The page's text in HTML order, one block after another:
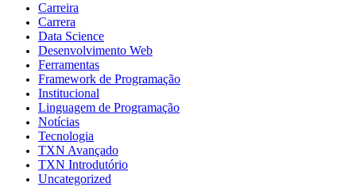
Carreira
Carrera
Data Science
Desenvolvimento Web
Ferramentas
Framework de Programação
Institucional
Linguagem de Programação
Notícias
Tecnologia
TXN Avançado
TXN Introdutório
Uncategorized